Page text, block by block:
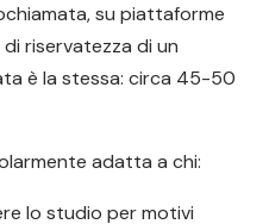
su piattaforme
riservatezza di un
è la stessa: circa 45-50
adatta a chi:
lo studio per motivi